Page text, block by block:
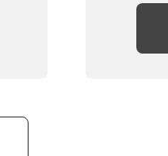
概要や
ご確認